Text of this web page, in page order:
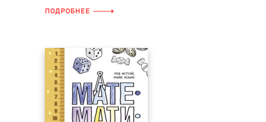
автор программы Parenting On Track™ ...
ПОДРОБНЕЕ